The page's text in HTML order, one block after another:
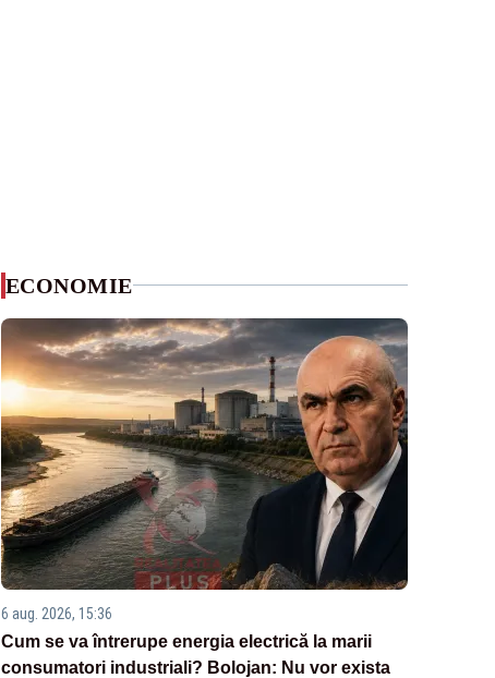
ECONOMIE
6 aug. 2026, 15:36
Cum se va întrerupe energia electrică la marii
consumatori industriali? Bolojan: Nu vor exista